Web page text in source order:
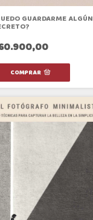
GUARDARME ALGÚN